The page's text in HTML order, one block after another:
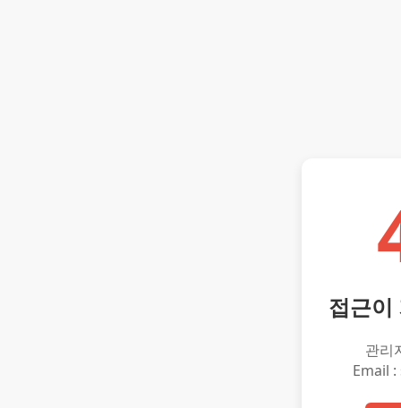
접근이
관리
Email